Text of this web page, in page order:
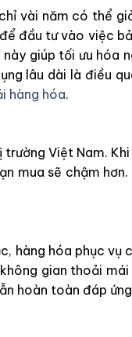
vài năm có thể
đầu tư vào việc
giúp tối ưu hóa
lâu dài là điều
hàng hóa.
Việt Nam. Khi
mua sẽ chậm
hàng hóa phục vụ
gian thoải
hoàn toàn đáp